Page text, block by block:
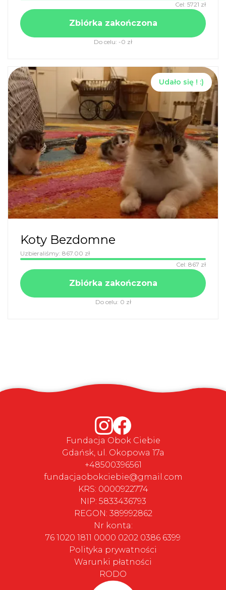
Cel: 5721 zł
Zbiórka zakończona
Do celu: -0 zł
Udało się ! :)
Koty Bezdomne
Uzbieraliśmy: 867.00 zł
Cel: 867 zł
Zbiórka zakończona
Do celu: 0 zł
Fundacja Obok Ciebie
Gdańsk, ul. Okopowa 17a
+48500396561
fundacjaobokciebie@gmail.com
KRS: 0000922774
NIP: 5833436793
REGON: 389992862
Nr konta:
76 1020 1811 0000 0202 0386 6399
Polityka prywatności
Warunki płatności
RODO